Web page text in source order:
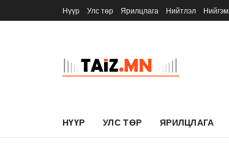
Нүүр Улс төр Ярилцлага Нийтлэл Нийгэм
НҮҮР УЛС ТӨР ЯРИЛЦЛАГА